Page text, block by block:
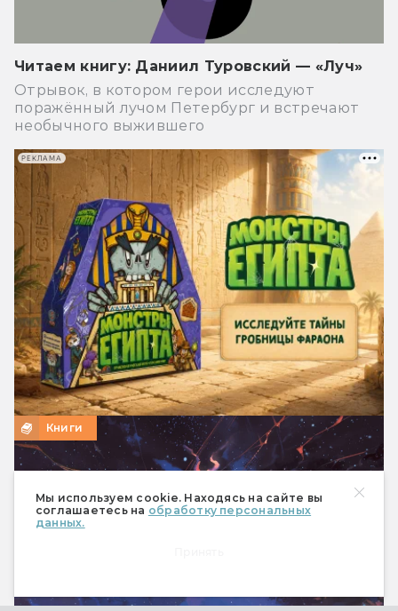
Мы используем cookie. Находясь на сайте вы
соглашаетесь на обработку персональных
данных.
Читаем книгу: Даниил Туровский — «Луч»
Отрывок, в котором герои исследуют
поражённый лучом Петербург и встречают
необычного выжившего
Книги
РЕКЛАМА